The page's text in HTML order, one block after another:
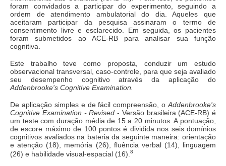
foram convidados a participar do experimento, seguindo a
ordem de atendimento ambulatorial do dia. Aqueles que
aceitaram participar da pesquisa assinaram o termo de
consentimento livre e esclarecido. Em seguida, os pacientes
foram submetidos ao ACE-RB para analisar sua função
cognitiva.
Este trabalho teve como proposta, conduzir um estudo
observacional transversal, caso-controle, para que seja avaliado
seu desempenho cognitivo através da aplicação do
Addenbrooke's Cognitive Examination.
De aplicação simples e de fácil compreensão, o Addenbrooke's
Cognitive Examination - Revised - Versão brasileira (ACE-RB) é
um teste com duração média de 15 a 20 minutos. A pontuação,
de escore máximo de 100 pontos é dividida nos seis domínios
cognitivos avaliados na bateria da seguinte maneira: orientação
e atenção (18), memória (26), fluência verbal (14), linguagem
(26) e habilidade visual-espacial (16). 8